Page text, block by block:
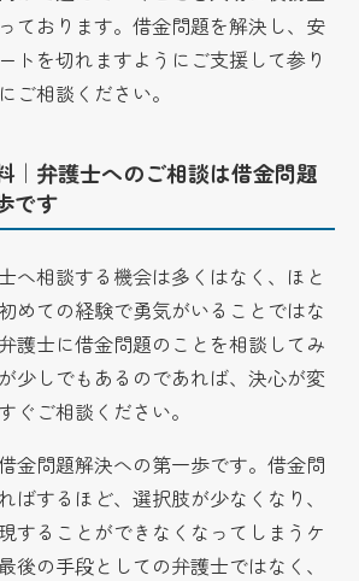
ております。借金問題を解決し、安
トを切れますようにご支援して参り
ご相談ください。
弁護士へのご相談は借金問題
です
へ相談する機会は多くはなく、ほと
めての経験で勇気がいることではな
護士に借金問題のことを相談してみ
少しでもあるのであれば、決心が変
ぐご相談ください。
金問題解決への第一歩です。借金問
ばするほど、選択肢が少なくなり、
することができなくなってしまうケ
後の手段としての弁護士ではなく、